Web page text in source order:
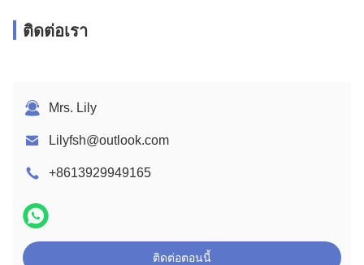
ติดต่อเรา
Mrs. Lily
Lilyfsh@outlook.com
+8613929949165
ติดต่อตอนนี้